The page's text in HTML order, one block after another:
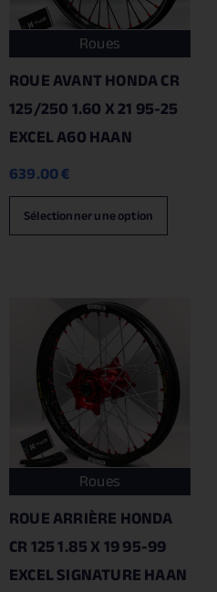
Roues
ROUE AVANT HONDA CR
125/250 1.60 X 21 95-25
EXCEL A60 HAAN
639.00€
Sélectionner une option
Roues
ROUE ARRIÈRE HONDA
CR 125 1.85 X 19 95-99
EXCEL SIGNATURE HAAN